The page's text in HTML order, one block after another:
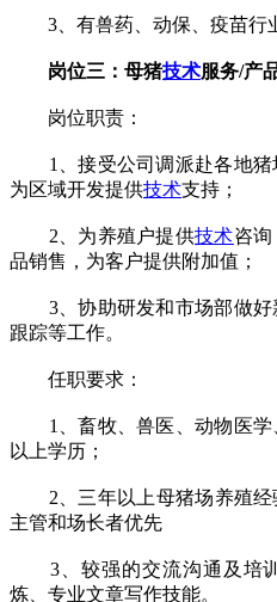
3、有兽药、动保、疫苗行业
岗位三：母猪技术服务/产
岗位职责：
1、接受公司调派赴各地猪
为区域开发提供技术支持；
2、为养殖户提供技术咨
品销售，为客户提供附加值；
3、协助研发和市场部做好
跟踪等工作。
任职要求：
1、畜牧、兽医、动物医学
以上学历；
2、三年以上母猪场养殖经
主管和场长者优先
3、较强的交流沟通及培训
炼、专业文章写作技能。